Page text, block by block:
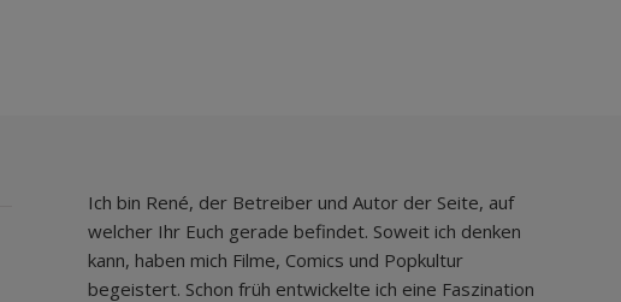
Ich bin René, der Betreiber und Autor der Seite, auf
welcher Ihr Euch gerade befindet. Soweit ich denken
kann, haben mich Filme, Comics und Popkultur
begeistert. Schon früh entwickelte ich eine Faszination